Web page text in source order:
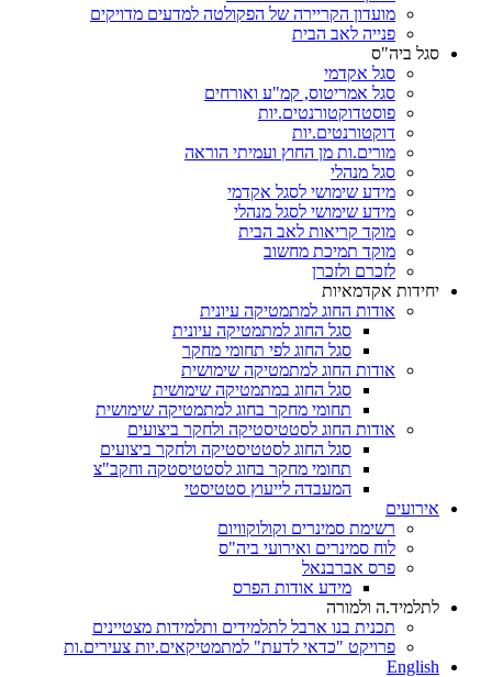
מועדון הקריירה של הפקולטה למדעים מדויקים
פנייה לאב הבית
סגל ביה"ס
סגל אקדמי
סגל אמריטוס, קמ"ע ואורחים
פוסטדוקטורנטים.יות
דוקטורנטים.יות
מורים.ות מן החוץ ועמיתי הוראה
סגל מנהלי
מידע שימושי לסגל אקדמי
מידע שימושי לסגל מנהלי
מוקד קריאות לאב הבית
מוקד תמיכת מחשוב
לזכרם ולזכרן
יחידות אקדמאיות
אודות החוג למתמטיקה עיונית
סגל החוג למתמטיקה עיונית
סגל החוג לפי תחומי מחקר
אודות החוג למתמטיקה שימושית
סגל החוג במתמטיקה שימושית
תחומי מחקר בחוג למתמטיקה שימושית
אודות החוג לסטטיסטיקה ולחקר ביצועים
סגל החוג לסטטיסטיקה ולחקר ביצועים
תחומי מחקר בחוג לסטטיסטקה וחקב"צ
המעבדה לייעוץ סטטיסטי
אירועים
רשימת סמינרים וקולוקוויום
לוח סמינרים ואירועי ביה"ס
פרס אברבנאל
מידע אודות הפרס
לתלמיד.ה ולמורה
תכנית בנו ארבל לתלמידים ותלמידות מצטיינים
פרויקט "כדאי לדעת" למתמטיקאים.יות צעירים.ות
English